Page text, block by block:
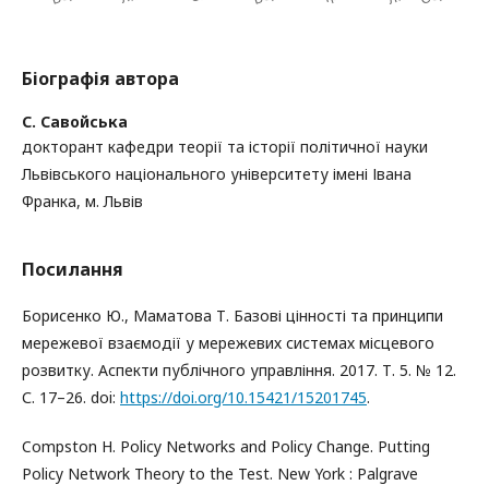
Біографія автора
С. Савойська
докторант кафедри теорії та історії політичної науки
Львівського національного університету імені Івана
Франка, м. Львів
Посилання
Борисенко Ю., Маматова Т. Базові цінності та принципи
мережевої взаємодії у мережевих системах місцевого
розвитку. Аспекти публічного управління. 2017. Т. 5. № 12.
С. 17–26. doi: https://doi.org/10.15421/15201745.
Compston H. Policy Networks and Policy Change. Putting
Policy Network Theory to the Test. New York : Palgrave